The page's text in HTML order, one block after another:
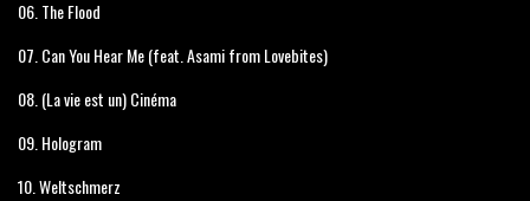
06. The Flood
07. Can You Hear Me (feat. Asami from Lovebites)
08. (La vie est un) Cinéma
09. Hologram
10. Weltschmerz